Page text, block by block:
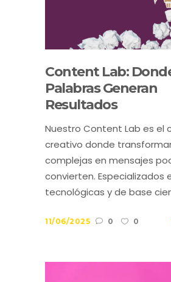
Content Lab:
Palabras Generan
Resultados
Nuestro Content Lab es el
creativo donde
complejas en mensajes
convierten. Especializados
tecnológicas y de base
11/06/2025 0 0